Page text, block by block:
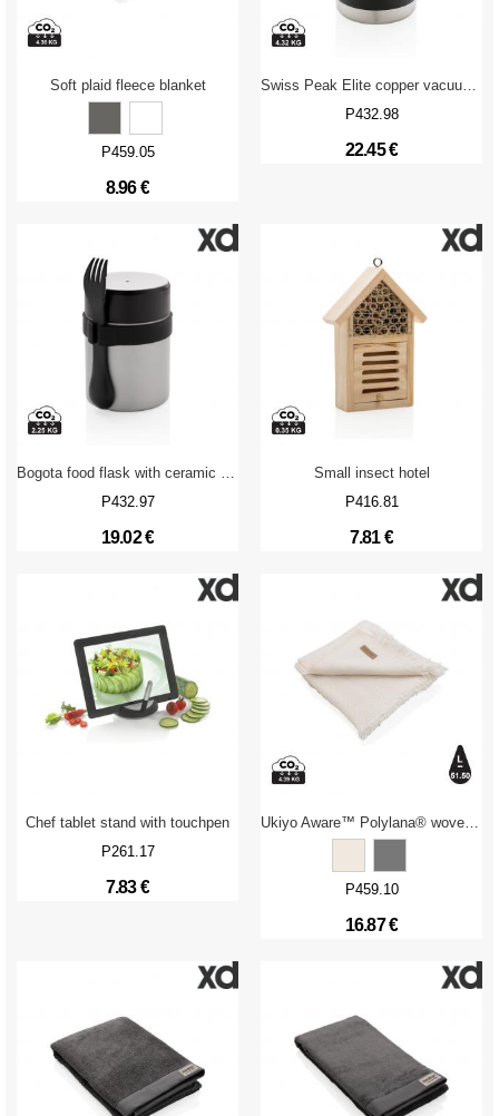
Soft plaid fleece blanket
P459.05
8.96 €
Swiss Peak Elite copper vacuum food container
P432.98
22.45 €
Bogota food flask with ceramic coating
P432.97
19.02 €
Small insect hotel
P416.81
7.81 €
Chef tablet stand with touchpen
P261.17
7.83 €
Ukiyo Aware™ Polylana® woven blanket 130x150cm
P459.10
16.87 €